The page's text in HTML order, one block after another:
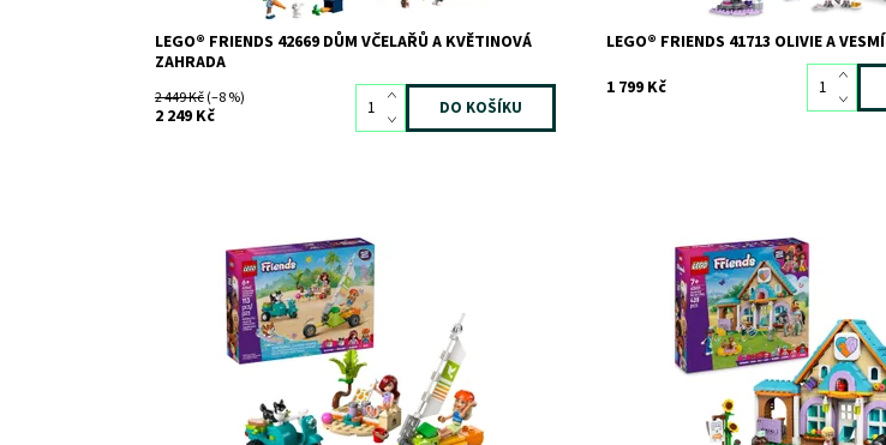
LEGO® FRIENDS 42669 DŮM VČELAŘŮ A KVĚTINOVÁ
ZAHRADA
2 449 Kč(–8 %)
2 249 Kč
LEGO® FRIENDS 41713 OLIVIE A
1 799 Kč
Surfuj, pejsku! Existuje snad něco zábavnějšího než
surfující pes? Sage a Paisley přímo milují hraní na pláži
se svými pejsky corgi.
Dostupnost:
Skladem>3
Inspirujte holky, kluky a milovníky
kreativnímu hraní.
Dostupnost:
Skladem2
12171
LEGO